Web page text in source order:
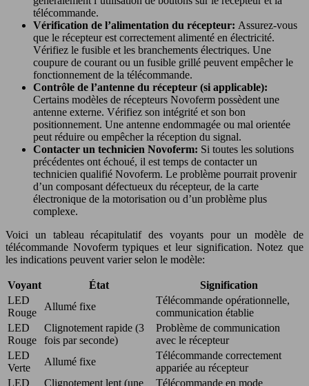
télécommande.
Vérification de l’alimentation du récepteur: Assurez-vous
que le récepteur est correctement alimenté en électricité.
Vérifiez le fusible et les branchements électriques. Une
coupure de courant ou un fusible grillé peuvent empêcher le
fonctionnement de la télécommande.
Contrôle de l’antenne du récepteur (si applicable):
Certains modèles de récepteurs Novoferm possèdent une
antenne externe. Vérifiez son intégrité et son bon
positionnement. Une antenne endommagée ou mal orientée
peut réduire ou empêcher la réception du signal.
Contacter un technicien Novoferm: Si toutes les solutions
précédentes ont échoué, il est temps de contacter un
technicien qualifié Novoferm. Le problème pourrait provenir
d’un composant défectueux du récepteur, de la carte
électronique de la motorisation ou d’un problème plus
complexe.
Voici un tableau récapitulatif des voyants pour un modèle de
télécommande Novoferm typiques et leur signification. Notez que
les indications peuvent varier selon le modèle:
Voyant État
Signification
LED
Rouge
Allumé fixe
Télécommande opérationnelle,
communication établie
LED
Rouge
Clignotement rapide (3
fois par seconde)
Problème de communication
avec le récepteur
LED
Verte
Allumé fixe
Télécommande correctement
appariée au récepteur
LED
Clignotement lent (une Télécommande en mode